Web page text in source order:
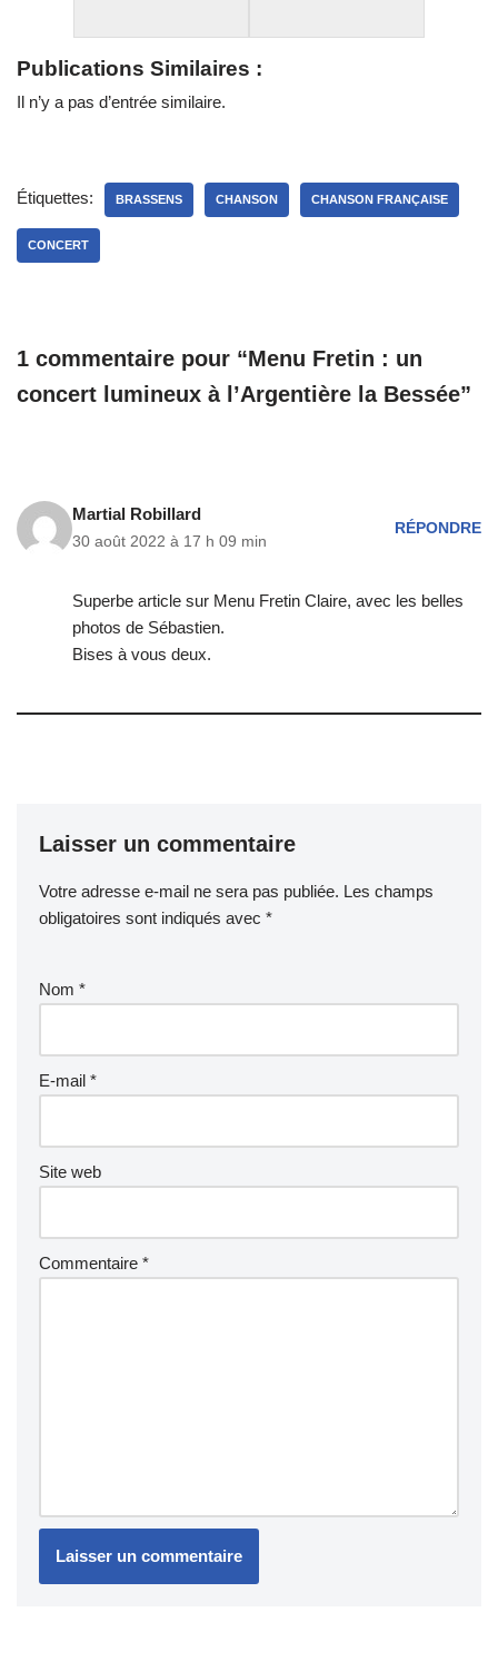
Publications Similaires :
Il n’y a pas d’entrée similaire.
Étiquettes: BRASSENS CHANSON CHANSON FRANÇAISE
CONCERT
1 commentaire pour “Menu Fretin : un
concert lumineux à l’Argentière la Bessée”
Martial Robillard
30 août 2022 à 17 h 09 min
RÉPONDRE
Superbe article sur Menu Fretin Claire, avec les belles
photos de Sébastien.
Bises à vous deux.
Laisser un commentaire
Votre adresse e-mail ne sera pas publiée. Les champs
obligatoires sont indiqués avec *
Nom *
E-mail *
Site web
Commentaire *